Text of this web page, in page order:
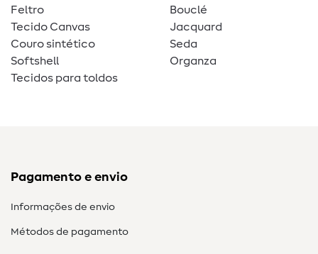
Feltro
Tecido Canvas
Couro sintético
Softshell
Tecidos para toldos
Bouclé
Jacquard
Seda
Organza
Pagamento e envio
Informações de envio
Métodos de pagamento